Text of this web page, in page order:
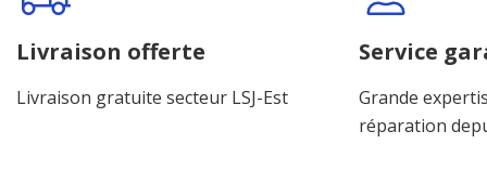
personnalisé
Livraison offerte
Livraison gratuite secteur LSJ-Est
Service
Grande
réparation